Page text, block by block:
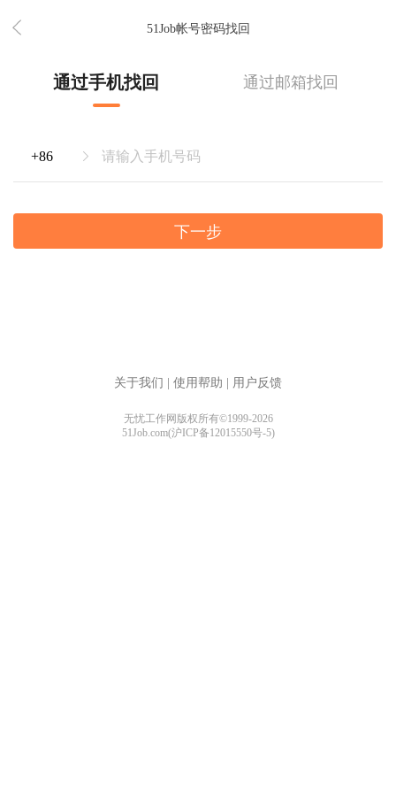
51Job帐号密码找回
通过手机找回 通过邮箱找回
下一步
关于我们 使用帮助 用户反馈
无忧工作网版权所有©1999-2026
51Job.com(沪ICP备12015550号-5)